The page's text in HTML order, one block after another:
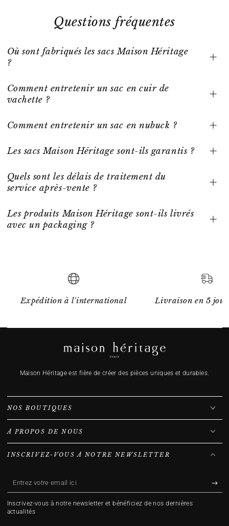
Questions fréquentes
Où sont fabriqués les sacs Maison Héritage
?
Comment entretenir un sac en cuir de
vachette ?
Comment entretenir un sac en nubuck ?
Les sacs Maison Héritage sont-ils garantis ?
Quels sont les délais de traitement du
service après-vente ?
Les produits Maison Héritage sont-ils livrés
avec un packaging ?
Expédition à l'international Livraison en 5
Maison Héritage est fière de créer des pièces uniques et durables.
NOS BOUTIQUES
À PROPOS DE NOUS
INSCRIVEZ-VOUS À NOTRE NEWSLETTER
Entrez
votre
email
Inscrivez-vous à notre newsletter et bénéficiez de nos dernières
actualités